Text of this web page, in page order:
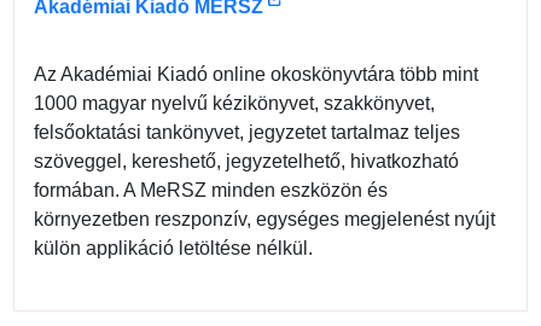
Akadémiai Kiadó MERSZ
Az Akadémiai Kiadó online okoskönyvtára több mint
1000 magyar nyelvű kézikönyvet, szakkönyvet,
felsőoktatási tankönyvet, jegyzetet tartalmaz teljes
szöveggel, kereshető, jegyzetelhető, hivatkozható
formában. A MeRSZ minden eszközön és
környezetben reszponzív, egységes megjelenést nyújt
külön applikáció letöltése nélkül.